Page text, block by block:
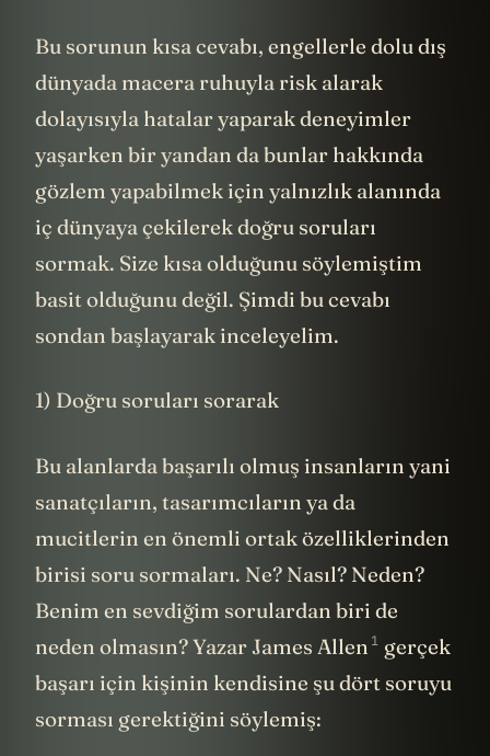
Bu sorunun kısa cevabı, engellerle dolu dış
dünyada macera ruhuyla risk alarak
dolayısıyla hatalar yaparak deneyimler
yaşarken bir yandan da bunlar hakkında
gözlem yapabilmek için yalnızlık alanında
iç dünyaya çekilerek doğru soruları
sormak. Size kısa olduğunu söylemiştim
basit olduğunu değil. Şimdi bu cevabı
sondan başlayarak inceleyelim.
1) Doğru soruları sorarak
Bu alanlarda başarılı olmuş insanların yani
sanatçıların, tasarımcıların ya da
mucitlerin en önemli ortak özelliklerinden
birisi soru sormaları. Ne? Nasıl? Neden?
Benim en sevdiğim sorulardan biri de
neden olmasın? Yazar James Allen 1 gerçek
başarı için kişinin kendisine şu dört soruyu
sorması gerektiğini söylemiş: